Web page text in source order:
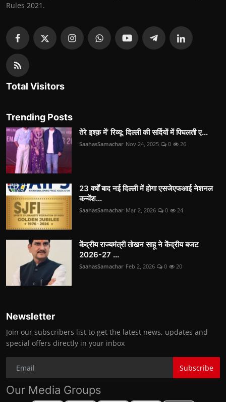
Rules 2021.
Total Visitors
Trending Posts
तेरे इश्क़ में’ रिव्यू: दिल्ली की सर्दियों में पिघलती ए...
SaahasSamachar Nov 24, 2025 0 26
23 वर्षों बाद नई दिल्ली में होगा एसजेएफआई नेशनल
कन्वेंश...
SaahasSamachar Mar 2, 2026 0 24
केंद्रीय राज्यमंत्री तोखन साहू ने केंद्रीय बजट
2026-27 ...
SaahasSamachar Feb 2, 2026 0 20
Newsletter
Join our subscribers list to get the latest news, updates and
special offers directly in your inbox
Subscribe
Our Media Groups